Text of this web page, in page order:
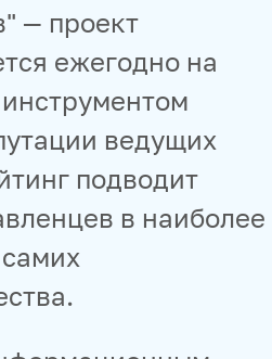
— проект
ежегодно на
ведущих
подводит
в наиболее